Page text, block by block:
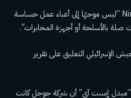
تؤكد Google أن عقد Nimbus “ليس موجهًا إلى أعباء عمل حساسة
صلة بالأسلحة أو أجهزة المخابرات”.
التعليق على تقرير
“ميدل إيست آي” أن شركة جوجل كانت